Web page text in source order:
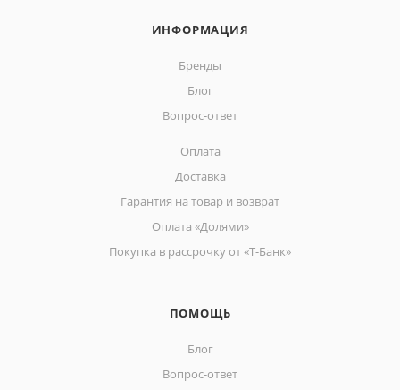
ИНФОРМАЦИЯ
Бренды
Блог
Вопрос-ответ
Оплата
Доставка
Гарантия на товар и возврат
Оплата «Долями»
Покупка в рассрочку от «Т-Банк»
ПОМОЩЬ
Блог
Вопрос-ответ